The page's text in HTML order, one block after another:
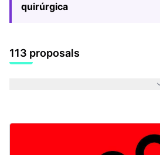
quirúrgica
113 proposals